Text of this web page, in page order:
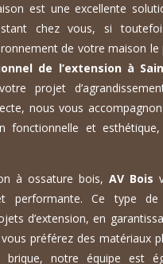
est une excellente
chez vous, si
de votre maison
de l’extension à
projet
nous vous
fonctionnelle et
à ossature bois,AV Bois
performante. Ce type
d’extension, en
préférez des matériaux
notre équipe est